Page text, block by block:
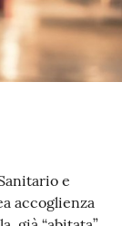
e
accoglienza